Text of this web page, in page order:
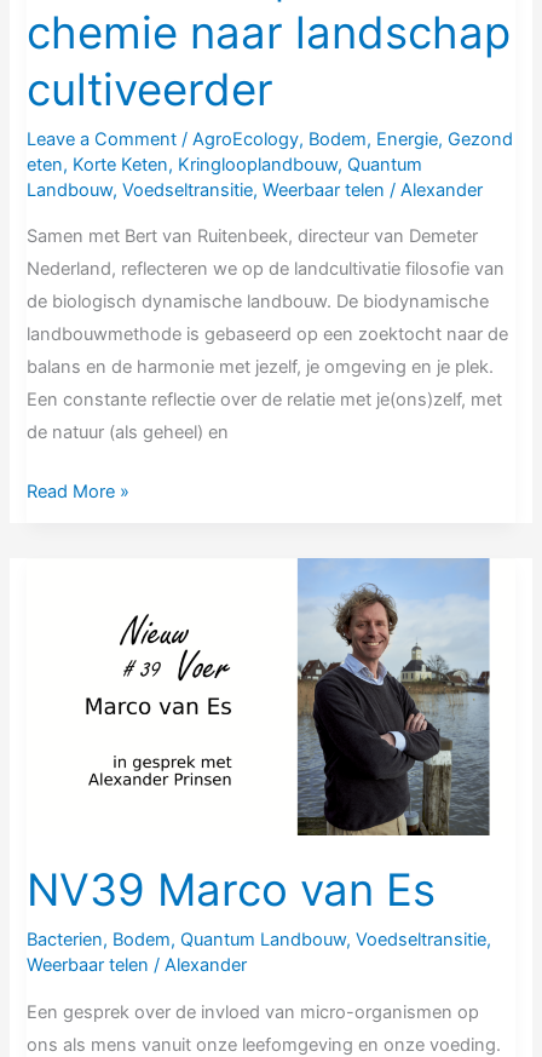
chemie naar landschap
cultiveerder
Leave a Comment /AgroEcology, Bodem, Energie,Gezond
eten, Korte Keten, Kringlooplandbouw,Quantum
Landbouw,Voedseltransitie,Weerbaar telen /Alexander
Samen met Bert van Ruitenbeek, directeur van Demeter
Nederland, reflecteren we op de landcultivatie filosofie van
de biologisch dynamische landbouw. De biodynamische
landbouwmethode is gebaseerd op een zoektocht naar de
balans en de harmonie met jezelf, je omgeving en je plek.
Een constante reflectie over de relatie met je(ons)zelf, met
de natuur (als geheel) en
Read More »
NV39 Marco van Es
Bacterien, Bodem,Quantum Landbouw,Voedseltransitie,
Weerbaar telen /Alexander
Een gesprek over de invloed van micro-organismen op
ons als mens vanuit onze leefomgeving en onze voeding.